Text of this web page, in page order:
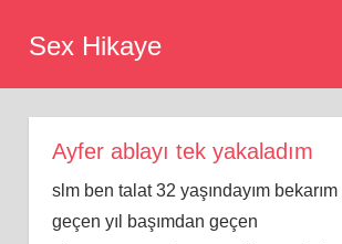
Sex Hikaye
Ayfer ablayı tek yakaladım
slm ben talat 32 yaşındayım
geçen yıl başımdan geçen